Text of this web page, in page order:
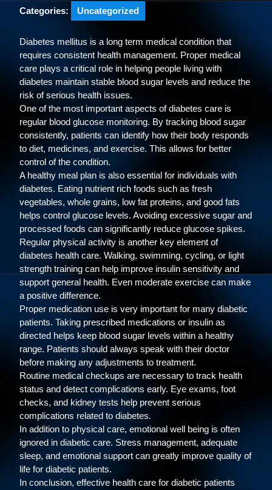
Categories: Uncategorized
Diabetes mellitus is a long term medical condition that
requires consistent health management. Proper medical
care plays a critical role in helping people living with
diabetes maintain stable blood sugar levels and reduce the
risk of serious health issues.
One of the most important aspects of diabetes care is
regular blood glucose monitoring. By tracking blood sugar
consistently, patients can identify how their body responds
to diet, medicines, and exercise. This allows for better
control of the condition.
A healthy meal plan is also essential for individuals with
diabetes. Eating nutrient rich foods such as fresh
vegetables, whole grains, low fat proteins, and good fats
helps control glucose levels. Avoiding excessive sugar and
processed foods can significantly reduce glucose spikes.
Regular physical activity is another key element of
diabetes health care. Walking, swimming, cycling, or light
strength training can help improve insulin sensitivity and
support general health. Even moderate exercise can make
a positive difference.
Proper medication use is very important for many diabetic
patients. Taking prescribed medications or insulin as
directed helps keep blood sugar levels within a healthy
range. Patients should always speak with their doctor
before making any adjustments to treatment.
Routine medical checkups are necessary to track health
status and detect complications early. Eye exams, foot
checks, and kidney tests help prevent serious
complications related to diabetes.
In addition to physical care, emotional well being is often
ignored in diabetic care. Stress management, adequate
sleep, and emotional support can greatly improve quality of
life for diabetic patients.
In conclusion, effective health care for diabetic patients